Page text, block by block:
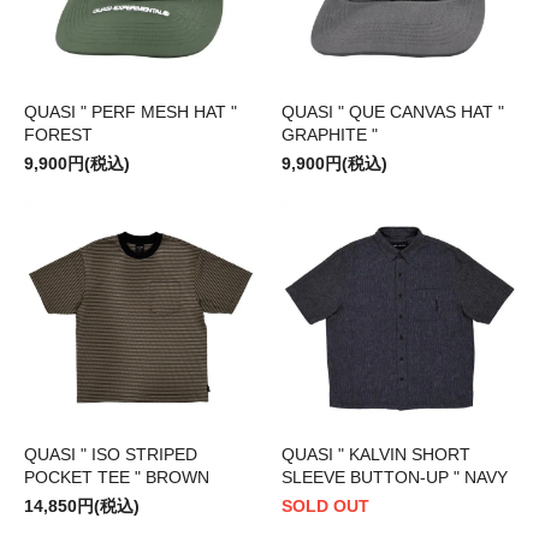
QUASI " PERF MESH HAT "
FOREST
9,900円(税込)
QUASI " QUE CANVAS HAT "
GRAPHITE "
9,900円(税込)
QUASI " ISO STRIPED
POCKET TEE " BROWN
14,850円(税込)
QUASI " KALVIN SHORT
SLEEVE BUTTON-UP " NAVY
SOLD OUT